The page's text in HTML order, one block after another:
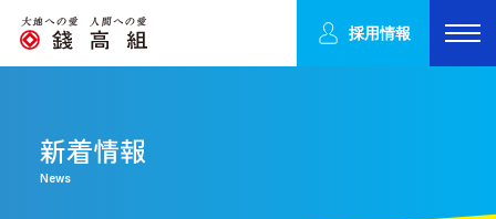
採用情報
新着情報
News